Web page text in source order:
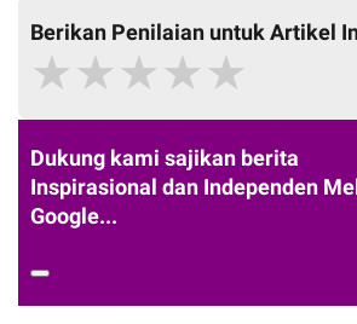
Berikan Penilaian untuk Artikel
★★★★★
Dukung kami sajikan berita
Inspirasional dan Independen
Google...